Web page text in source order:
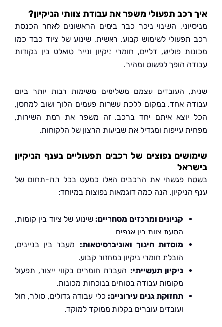
תפעולי משפר את עבודת צוותי הניקיון?
השינוי ניכר כבר בימים הראשונים לאחר הכנסת
לשימוש קבוע. ראשית, שינוע של ציוד כבד כמו
פוליש, דליים, חומרי ניקיון ונייר טואלט בין נקודות
הופך לפשוט ומהיר.
העובדים עצמם משלימים משימות רבות יותר ביום
אחד. במקום ללכת עשרות פעמים הלוך ושוב למחסן,
יוצא איתם יחד ברכב. זה משפר את רמת השירות,
עייפות ומגדיל את שביעות הרצון של הלקוחות.
נפוצים של רכבים תפעוליים בענף הניקיון
פגשתי את הרכבים האלו כמעט בכל תת-תחום של
הנה כמה דוגמאות נפוצות במיוחד:
קניונים ומרכזים מסחריים:שינוע של ציוד בין קומות,
הסעת צוות בין אגפים.
מוסדות חינוך ואוניברסיטאות:מעבר בין בניינים,
הובלת חומרי ניקיון במחזור קבוע.
ניקיון תעשייתי:העברת חומרים בקווי ייצור, תפעול
מקומות עבודה בטוחים בנוכחות מכונות.
תחזוקת גנים עירוניים:כלי עבודה גדולים, סולר, חול
ועובדים עוברים בקלות ממוקד למוקד.